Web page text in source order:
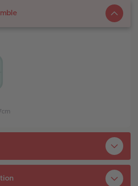
de personnalisation?